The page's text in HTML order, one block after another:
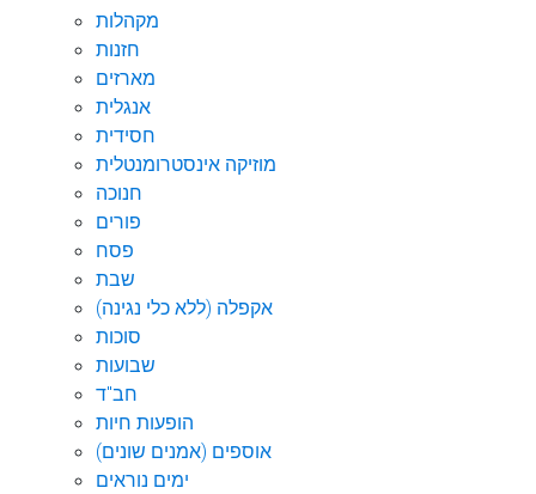
מקהלות
חזנות
מארזים
אנגלית
חסידית
מוזיקה אינסטרומנטלית
חנוכה
פורים
פסח
שבת
אקפלה (ללא כלי נגינה)
סוכות
שבועות
חב"ד
הופעות חיות
אוספים (אמנים שונים)
ימים נוראים